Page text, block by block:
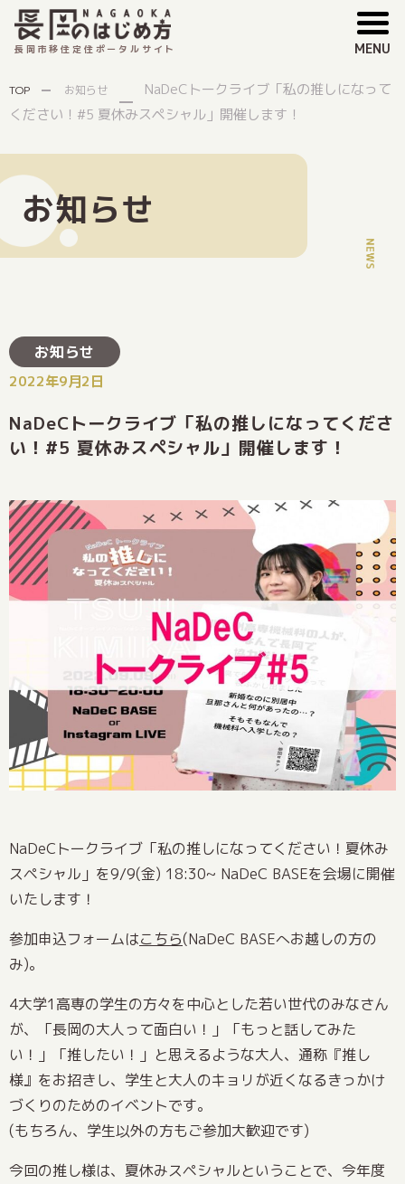
長岡市移住定住ポータルサイト MENU
TOP お知らせ
NaDeCトークライブ「私の推しになって
ください！#5 夏休みスペシャル」開催します！
お知らせ
お知らせ
2022年9月2日
NaDeCトークライブ「私の推しになってくださ
い！#5 夏休みスペシャル」開催します！
NaDeCトークライブ「私の推しになってください！夏休み
スペシャル」を9/9(金) 18:30~ NaDeC BASEを会場に開催
いたします！
参加申込フォームはこちら(NaDeC BASEへお越しの方の
み)。
4大学1高専の学生の方々を中心とした若い世代のみなさん
が、「長岡の大人って面白い！」「もっと話してみた
い！」「推したい！」と思えるような大人、通称『推し
様』をお招きし、学生と大人のキョリが近くなるきっかけ
づくりのためのイベントです。
(もちろん、学生以外の方もご参加大歓迎です)
今回の推し様は、夏休みスペシャルということで、今年度